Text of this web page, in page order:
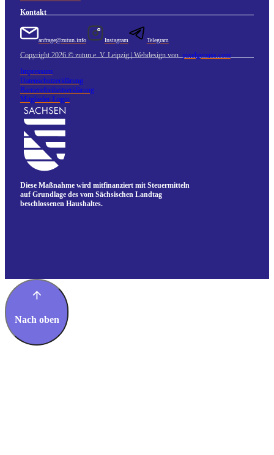
Kontakt
anfrage@zutun.info Instagram Telegram
Copyright 2026 © zutun e. V. Leipzig | Webdesign von pixelgenuss.com
Impressum
Datenschutzerklärung
Barrierefreiheitserklärung
Mitglieder-Login
Diese Maßnahme wird mitfinanziert mit Steuermitteln
auf Grundlage des vom Sächsischen Landtag
beschlossenen Haushaltes.
Nach oben